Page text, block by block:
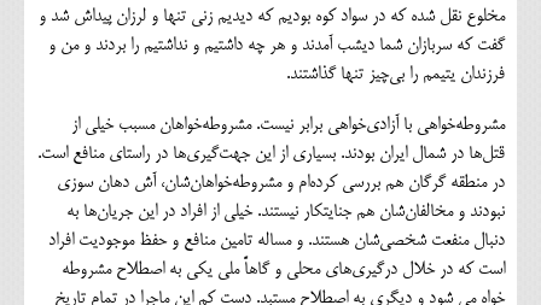
مخلوع نقل شده که در سواد کوه بودیم که دیدیم زنی تنها و لرزان پیداش شد و
گفت که سربازان شما دیشب آمدند و هر چه داشتیم و نداشتیم را بردند و من و
فرزندان یتیمم را بی‌چیز تنها گذاشتند.
مشروطه‌خواهی با آزادی‌خواهی برابر نیست. مشروطه‌خواهان مسبب خیلی از
قتل‌ها در شمال ایران بودند. بسیاری از این جهت‌گیری‌ها در راستای منافع است.
در منطقه گرگان هم بررسی کرده‌ام و مشروطه‌خواهان‌شان، آش دهان سوزی
نبودند و مخالفان‌شان هم جنایتکار نیستند. خیلی از افراد در این جریان‌ها به
دنبال منفعت شخصی‌شان هستند. و مساله تامین منافع و حفظ موجودیت افراد
است که در خلال درگیری‌های محلی و گاهاً ملی یکی به اصطلاح مشروطه
خواه می شود و دیگری به اصطلاح مستبد. دست کم این ماجرا در تمام تاریخ